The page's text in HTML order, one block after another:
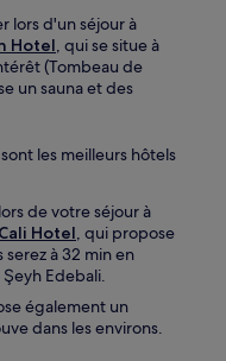
lors d'un séjour à
Hotel, qui se situe à
(Tombeau de
un sauna et des
les meilleurs hôtels
de votre séjour à
Hotel, qui propose
à 32 min en
Edebali.
également un
dans les environs.